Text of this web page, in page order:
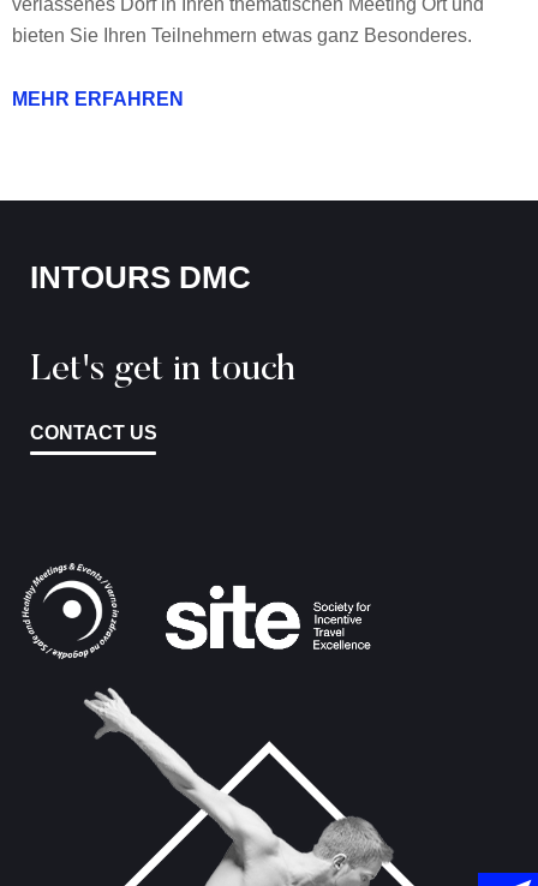
verlassenes Dorf in Ihren thematischen Meeting Ort und
bieten Sie Ihren Teilnehmern etwas ganz Besonderes.
MEHR ERFAHREN
INTOURS DMC
Let's get in touch
CONTACT US